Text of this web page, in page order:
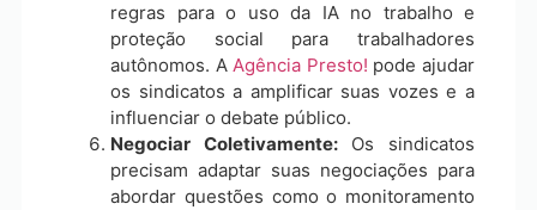
regras para o uso da IA no trabalho e
proteção social para trabalhadores
autônomos. AAgência Presto! pode ajudar
os sindicatos a amplificar suas vozes e a
influenciar o debate público.
Negociar Coletivamente:Os sindicatos
precisam adaptar suas negociações para
abordar questões como o monitoramento